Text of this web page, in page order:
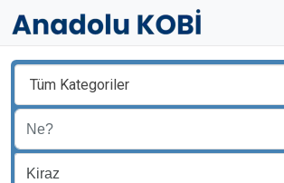
Tüm Kategoriler